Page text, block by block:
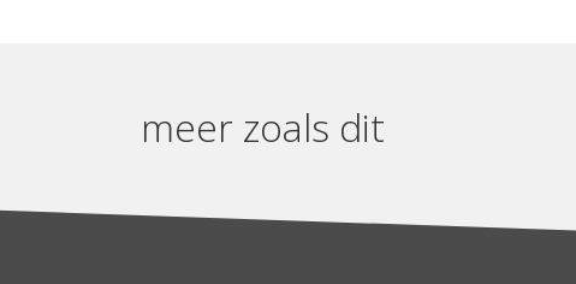
meer zoals dit